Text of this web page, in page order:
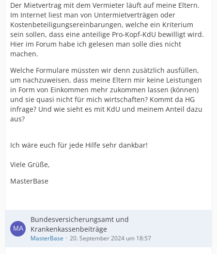
Der Mietvertrag mit dem Vermieter läuft auf meine Eltern.
Im Internet liest man von Untermietverträgen oder
Kostenbeteiligungsereinbarungen, welche ein Kriterium
sein sollen, dass eine anteilige Pro-Kopf-KdU bewilligt wird.
Hier im Forum habe ich gelesen man solle dies nicht
machen.
Welche Formulare müssten wir denn zusätzlich ausfüllen,
um nachzuweisen, dass meine Eltern mir keine Leistungen
in Form von Einkommen mehr zukommen lassen (können)
und sie quasi nicht für mich wirtschaften? Kommt da HG
infrage? Und wie sieht es mit KdU und meinem Anteil dazu
aus?
Ich wäre euch für jede Hilfe sehr dankbar!
Viele Grüße,
MasterBase
Bundesversicherungsamt und
Krankenkassenbeiträge
MasterBase 20. September 2024 um 18:57